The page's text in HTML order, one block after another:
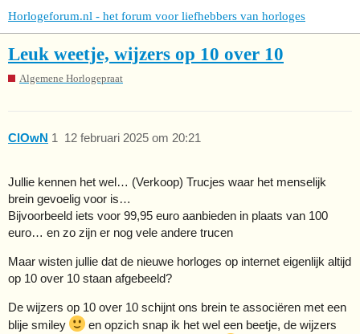
Horlogeforum.nl - het forum voor liefhebbers van horloges
Leuk weetje, wijzers op 10 over 10
Algemene Horlogepraat
ClOwN 12 februari 2025 om 20:21
1
Jullie kennen het wel… (Verkoop) Trucjes waar het menselijk
brein gevoelig voor is…
Bijvoorbeeld iets voor 99,95 euro aanbieden in plaats van 100
euro… en zo zijn er nog vele andere trucen
Maar wisten jullie dat de nieuwe horloges op internet eigenlijk altijd
op 10 over 10 staan afgebeeld?
De wijzers op 10 over 10 schijnt ons brein te associëren met een
blije smiley
en opzich snap ik het wel een beetje, de wijzers